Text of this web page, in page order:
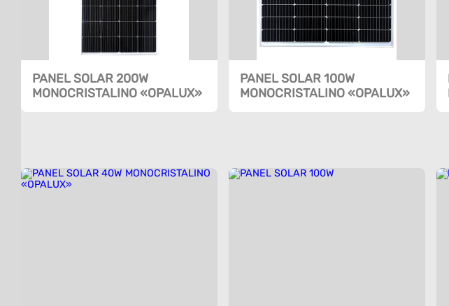
PANEL SOLAR 200W
MONOCRISTALINO «OPALUX»
PANEL SOLAR 100W
MONOCRISTALINO «OPALUX»